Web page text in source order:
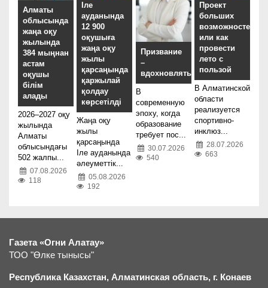
Алматы
облысында
жаңа оқу
жылында
384 мыңнан
астам
оқушы
білім
алады
2026–2027 оқу
жылында
Алматы
облысындағы
502 жалпы...
07.08.2026
118
Іле
ауданында
12 900
оқушыға
жаңа оқу
жылы
қарсаңында
қаржылай
қолдау
көрсетілді
Жаңа оқу
жылы
қарсаңында
Іле ауданында
әлеуметтік...
05.08.2026
192
Призвание
–
вдохновлять
В
современную
эпоху, когда
образование
требует пос...
30.07.2026
540
Проект
больших
возможностей,
или как
провести
лето с
пользой
В Алматинской
области
реализуется
спортивно-
инклюз...
28.07.2026
663
Газета «Огни Алатау»
ТОО "Өлке тынысы"
Республика Казахстан, Алматинская область, г. Конаев